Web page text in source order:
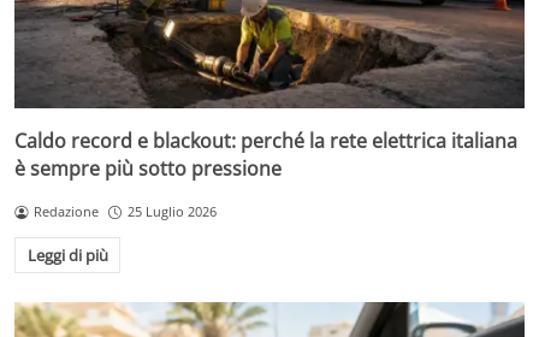
Caldo record e blackout: perché la rete elettrica italiana
è sempre più sotto pressione
Redazione 25 Luglio 2026
Leggi di più